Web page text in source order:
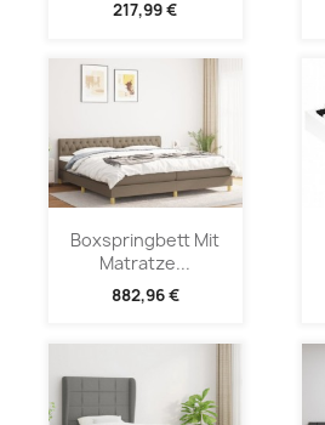
217,99 €
Boxspringbett Mit
Matratze...
882,96 €